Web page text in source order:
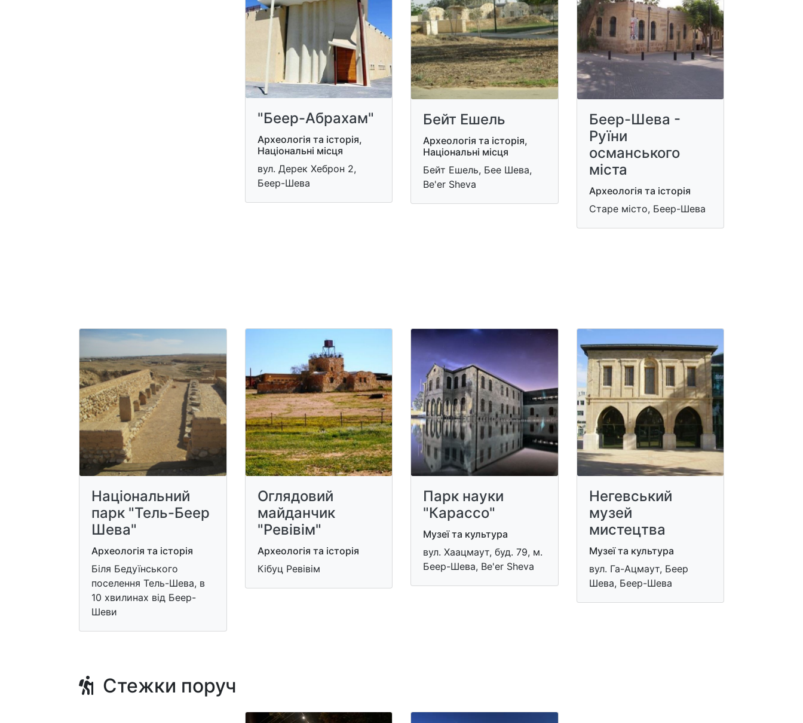
"Беер-Абрахам"
Археологія та історія,
Національні місця
вул. Дерек Хеброн 2,
Беер-Шева
Бейт Ешель
Археологія та історія,
Національні місця
Бейт Ешель, Бее Шева,
Be'er Sheva
Беер-Шева -
Руїни
османського
міста
Археологія та історія
Старе місто, Беер-Шева
Національний
парк "Тель-Беер
Шева"
Археологія та історія
Біля Бедуїнського
поселення Тель-Шева, в
10 хвилинах від Беер-
Шеви
Оглядовий
майданчик
"Ревівім"
Археологія та історія
Кібуц Ревівім
Парк науки
"Карассо"
Музеї та культура
вул. Хаацмаут, буд. 79, м.
Беер-Шева, Be'er Sheva
​Негевський
музей
мистецтва
Музеї та культура
вул. Га-Ацмаут, Беер
Шева, Беер-Шева
Стежки поруч